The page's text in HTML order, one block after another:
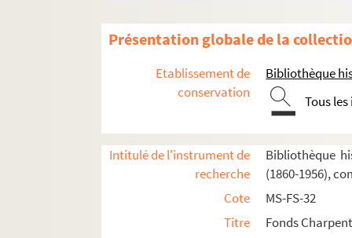
Présentation globale de la
Etablissement de
conservation
Bibliothèque
Tous
Intitulé de l'instrument de
recherche
Bibliothèque
(1860-1956),
Cote
MS-FS-32
Titre
Fonds
Oeuvres de Gustave Charpentier
Cantate du Prix du Rome : Didon (1887)
La vie du poète (1888)
Impressions d'Italie (1889)
Le couronnement de la Muse (1897)
Louise (1900)
Composition et livret de Louise
8-MS-FS-32-054. Livret manuscrit